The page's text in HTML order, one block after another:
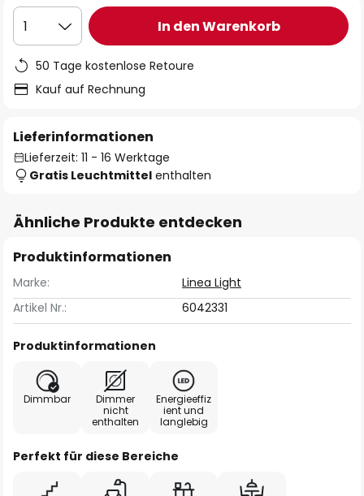
1 In den Warenkorb
50 Tage kostenlose Retoure
Kauf auf Rechnung
Lieferinformationen
Lieferzeit: 11 - 16 Werktage
Gratis Leuchtmittel enthalten
Ähnliche Produkte entdecken
Produktinformationen
Marke:
Linea Light
Artikel Nr.:
6042331
Produktinformationen
Dimmbar
Dimmer
nicht
enthalten
Energieeffiz
ient und
langlebig
Perfekt für diese Bereiche